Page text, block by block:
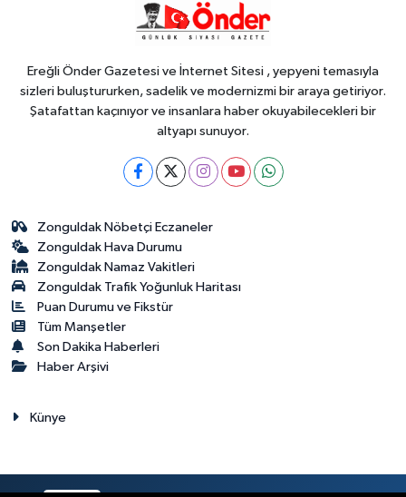
07:30 Kayseri Melikgazi şantiye
alanına döndü
Ereğli Önder Gazetesi ve İnternet Sitesi , yepyeni temasıyla
sizleri buluştururken, sadelik ve modernizmi bir araya getiriyor.
Şatafattan kaçınıyor ve insanlara haber okuyabilecekleri bir
altyapı sunuyor.
Zonguldak Nöbetçi Eczaneler
Zonguldak Hava Durumu
Zonguldak Namaz Vakitleri
Zonguldak Trafik Yoğunluk Haritası
Puan Durumu ve Fikstür
Tüm Manşetler
Son Dakika Haberleri
Haber Arşivi
Künye